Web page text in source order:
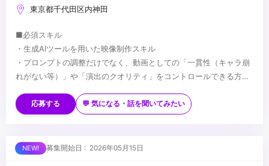
東京都千代田区内神田
■必須スキル
・生成AIツールを用いた映像制作スキル
・プロンプトの調整だけでなく、動画としての「一貫性（キャラ崩
れがない等）」や「演出のクオリティ」をコントロールできる方
の仕上げ・微調整ができる方
・最新のAIツール・技術（Sora、Runway、Pika、Midjourney、
Stable Diffusionなど）を常にキャッチアップし、業務に反映でき
・従来の動画編集・ディレクションの経験があり、AIとの掛け合わ
...
応募する 💬 気になる・話を聞いてみたい
募集開始日 : 2026年05月15日